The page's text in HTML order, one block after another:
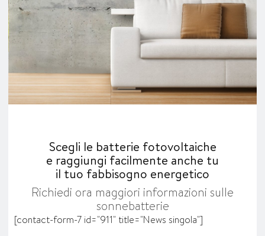
Scegli le batterie fotovoltaiche
e raggiungi facilmente anche tu
il tuo fabbisogno energetico
Richiedi ora maggiori informazioni sulle
sonnebatterie
[contact-form-7 id="911" title="News singola"]